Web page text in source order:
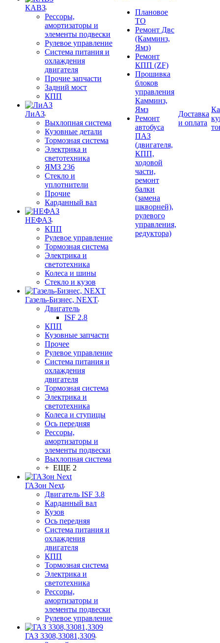
КАВЗ
Рессоры,
амортизаторы и
элементы подвески
Рулевое управление
Система питания и
охлаждения
двигателя
Прочие запчасти
Задний мост
КПП
ЛиАЗ
Выхлопная система
Кузовные детали
Тормозная система
Электрика и
светотехника
ЯМЗ 236
Стекло и
уплотнители
Прочие
Карданный вал
НЕФАЗ
КПП
Рулевое управление
Тормозная система
Электрика и
светотехника
Колеса и шины
Стекло и кузов
Газель-Бизнес, NEXT
Двигатель
ISF 2.8
КПП
Кузовные запчасти
Прочее
Рулевое управление
Система питания и
охлаждения
двигателя
Тормозная система
Электрика и
светотехника
Колеса и ступицы
Ось передняя
Рессоры,
амортизаторы и
элементы подвески
Выхлопная система
+ ЕЩЕ 2
ГАЗон Next
Двигатель ISF 3.8
Карданный вал
Кузов
Ось передняя
Система питания и
охлаждения
двигателя
КПП
Тормозная система
Электрика и
светотехника
Рессоры,
амортизаторы и
элементы подвески
Рулевое управление
ГАЗ 3308,33081,3309
Плановое
ТО
Ремонт Двс
(Камминз,
Ямз)
Ремонт
КПП (ZF)
Прошивка
блоков
управления
Камминз,
Ямз
Ремонт
автобуса
ПАЗ
(двигателя,
КПП,
ходовой
части,
ремонт
балки
(замена
шкворней),
рулевого
управления,
редуктора)
Доставка
и оплата